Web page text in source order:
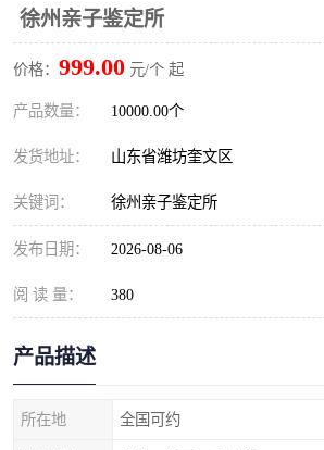
徐州亲子鉴定所
价格： 999.00 元/个 起
产品数量： 10000.00个
发货地址： 山东省潍坊奎文区
关键词： 徐州亲子鉴定所
发布日期： 2026-08-06
阅 读 量： 380
产品描述
所在地 全国可约